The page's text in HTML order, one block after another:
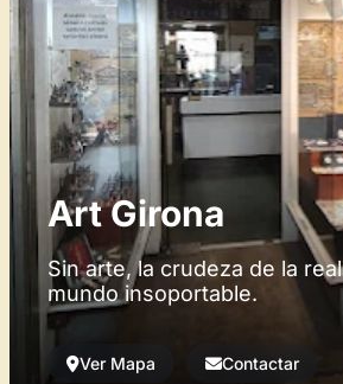
Art Girona
Sin arte, la crudeza de la
mundo insoportable.
Ver Mapa Contactar